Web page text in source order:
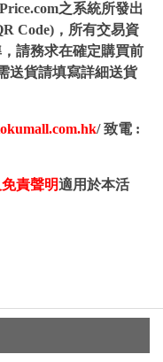
之系統所發出
Code)，所有交易資
請務求在確定購買前
送貨請填寫詳細送貨
/ 致電 :
責聲明適用於本活